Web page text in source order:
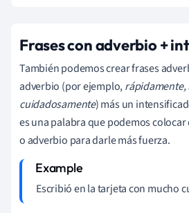
Frases con adverbio +
También podemos crear frases
adverbio (por ejemplo,
cuidadosamente) más un
es una palabra que podemos
o adverbio para darle más fuerza.
Escribió en la tarjeta con mucho